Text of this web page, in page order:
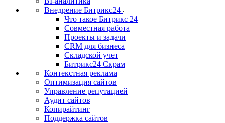
Внедрение Битрикс24
Что такое Битрикс 24
Совместная работа
Проекты и задачи
СRМ для бизнеса
Складской учет
Битрикс24 Скрам
Контекстная реклама
Оптимизация сайтов
Управление репутацией
Аудит сайтов
Копирайтинг
Поддержка сайтов